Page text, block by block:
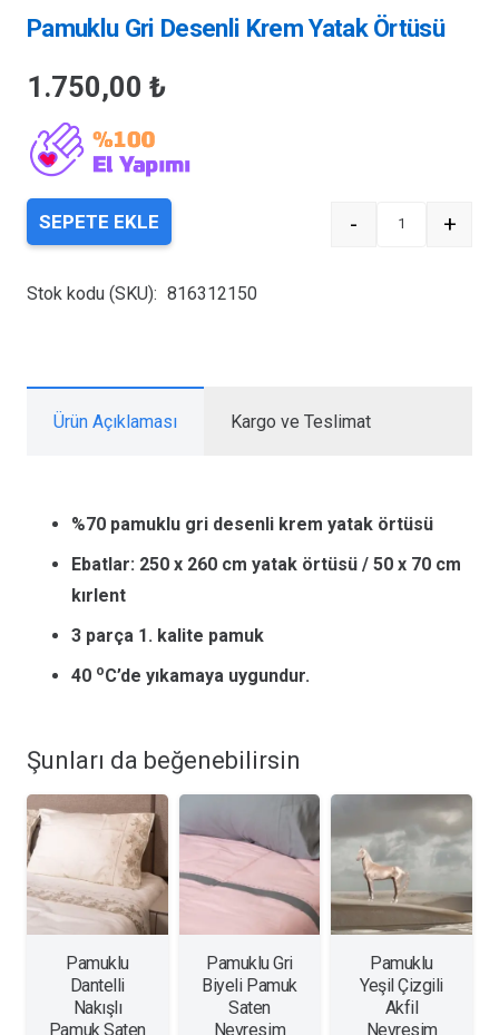
Pamuklu Gri Desenli Krem Yatak Örtüsü
1.750,00 ₺
- +
SEPETE EKLE
Stok kodu (SKU): 816312150
Ürün Açıklaması Kargo ve Teslimat
%70 pamuklu gri desenli krem yatak örtüsü
Ebatlar: 250 x 260 cm yatak örtüsü / 50 x 70 cm
kırlent
3 parça 1. kalite pamuk
40 oC’de yıkamaya uygundur.
Şunları da beğenebilirsin
Pamuklu
Dantelli
Nakışlı
Pamuk Saten
Pamuklu Gri
Biyeli Pamuk
Saten
Nevresim
Pamuklu
Yeşil Çizgili
Akfil
Nevresim